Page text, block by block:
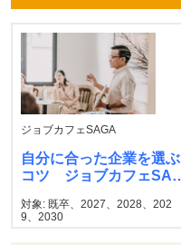
ジョブカフェSAGA
自分に合った企業を選ぶ
コツ ジョブカフェSAG
対象: 既卒、2027、2028、202
9、2030